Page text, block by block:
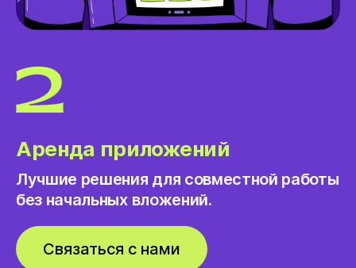
Аренда приложений
Лучшие решения для совместной работы
без начальных вложений.
Связаться с нами